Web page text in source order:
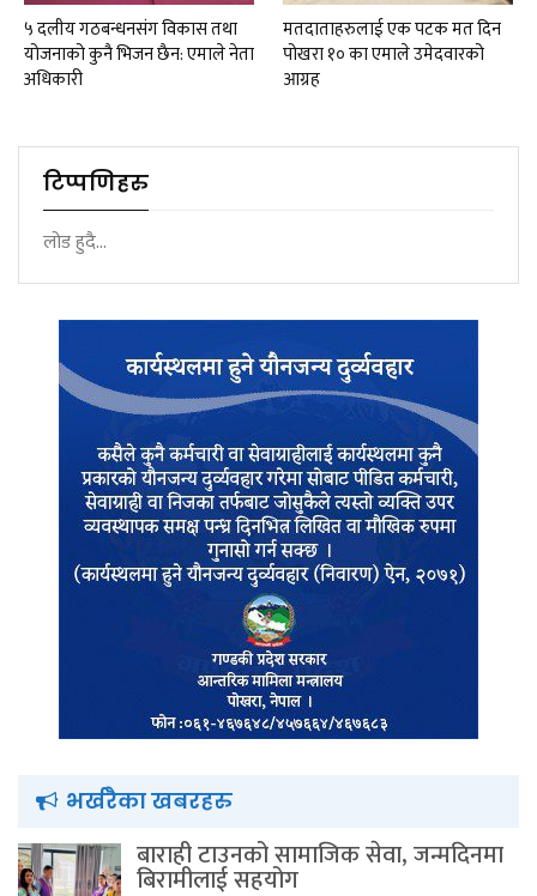
५ दलीय गठबन्धनसंग विकास तथा
योजनाको कुनै भिजन छैन: एमाले नेता
अधिकारी
मतदाताहरुलाई एक पटक मत दिन
पोखरा १० का एमाले उमेदवारको
आग्रह
टिप्पणिहरु
लोड हुदै...
भर्खरैका खबरहरु
बाराही टाउनको सामाजिक सेवा, जन्मदिनमा
बिरामीलाई सहयोग